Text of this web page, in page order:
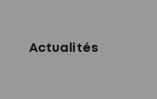
Actualités